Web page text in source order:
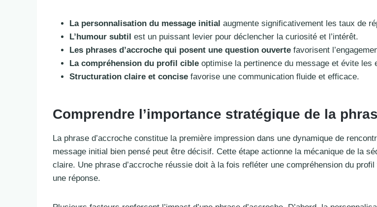
La personnalisation du message initial augmente significativement les taux de
L’humour subtil est un puissant levier pour déclencher la curiosité et l’intérêt.
Les phrases d’accroche qui posent une question ouverte favorisent
La compréhension du profil cible optimise la pertinence du message et évite les
Structuration claire et concise favorise une communication fluide et efficace.
Comprendre l’importance stratégique de la
La phrase d’accroche constitue la première impression dans une dynamique de
message initial bien pensé peut être décisif. Cette étape actionne la mécanique de la
claire. Une phrase d’accroche réussie doit à la fois refléter une compréhension du
une réponse.